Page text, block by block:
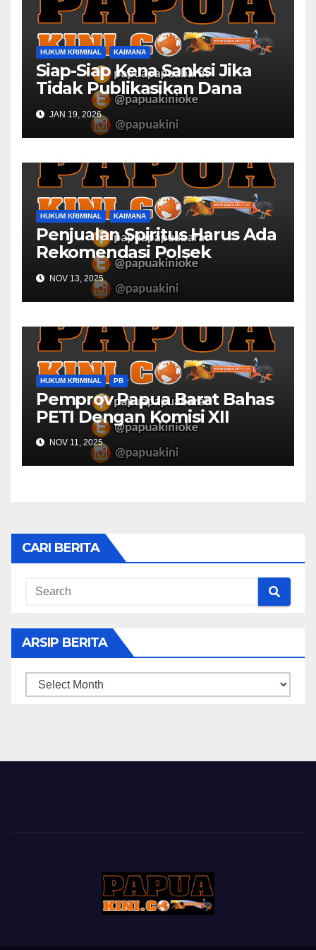
HUKUM KRIMINAL KAIMANA
Siap-Siap Kena Sanksi Jika
Tidak Publikasikan Dana
Desa
JAN 19, 2026
HUKUM KRIMINAL KAIMANA
Penjualan Spiritus Harus Ada
Rekomendasi Polsek
Kaimana
NOV 13, 2025
HUKUM KRIMINAL PB
Pemprov Papua Barat Bahas
PETI Dengan Komisi XII
NOV 11, 2025
CARI BERITA
ARSIP BERITA
ARSIP